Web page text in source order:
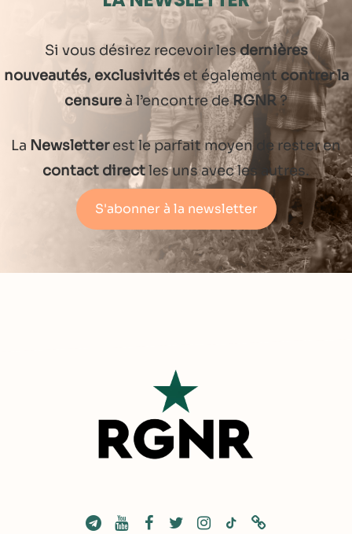
Si vous désirez recevoir lesdernières
nouveautés, exclusivitéset également contrer la
censureà l’encontre deRGNR?
La Newsletterest le parfait moyen de rester en
contact directles uns avec les autres.
S'abonner à la newsletter